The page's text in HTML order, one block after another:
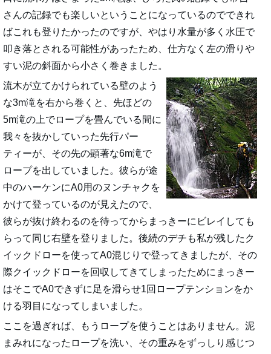
さんの記録でも楽しいということになっているのでできれ
ばこれも登りたかったのですが、やはり水量が多く水圧で
叩き落とされる可能性があったため、仕方なく左の滑りや
すい泥の斜面から小さく巻きました。
流木が立てかけられている壁のよう
な3m滝を右から巻くと、先ほどの
5m滝の上でロープを畳んでいる間に
我々を抜かしていった先行パー
ティーが、その先の顕著な6m滝で
ロープを出していました。彼らが途
中のハーケンにA0用のヌンチャクを
かけて登っているのが見えたので、
彼らが抜け終わるのを待ってからまっきーにビレイしても
らって同じ右壁を登りました。後続のデチも私が残したク
イックドローを使ってA0混じりで登ってきましたが、その
際クイックドローを回収してきてしまったためにまっきー
はそこでA0できずに足を滑らせ1回ロープテンションをか
ける羽目になってしまいました。
ここを過ぎれば、もうロープを使うことはありません。泥
まみれになったロープを洗い、その重みをずっしり感じつ